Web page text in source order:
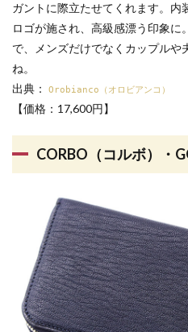
ガントに際立たせてくれます。内
ロゴが施され、高級感漂う印象
で、メンズだけでなくカップルや
ね。
出典：
Orobianco（オロビアンコ）
【価格：17,600円】
CORBO（コルボ）・